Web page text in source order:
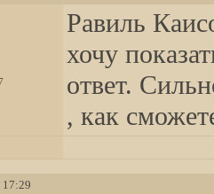
Равиль
хочу
ответ.
, как
17:29